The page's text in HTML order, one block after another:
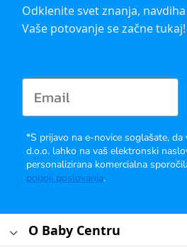
Odklenite svet znanja,
Vaše potovanje se začne tukaj!
*S prijavo na e-novice soglašate,
d.o.o. lahko na vaš elektronski
personalizirana komercialna
pogoji poslovanja.
O Baby Centru